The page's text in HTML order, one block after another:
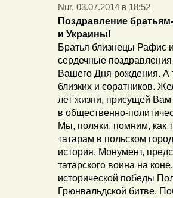
Nur, 03.07.2014 в 18:52
Поздравление
и Украины!
Братья близнецы
сердечные
Вашего Дня рождения. А
близких и соратников.
лет жизни, присущей
в общественно-
Мы, поляки, помним, как
татарам в польском
история. Монумент,
татарского воина на
исторической победы
Грюнвальдской битве.